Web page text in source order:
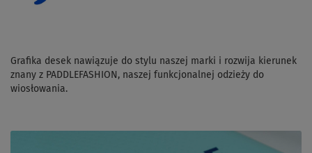
Grafika desek nawiązuje do stylu naszej marki i rozwija kierunek
znany z PADDLEFASHION, naszej funkcjonalnej odzieży do
wiosłowania.